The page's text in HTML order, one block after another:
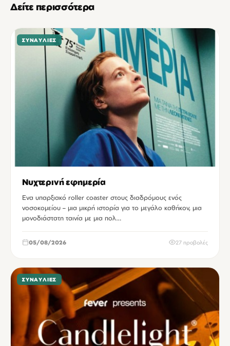
Δείτε περισσότερα
ΣΥΝΑΥΛΊΕΣ
Νυχτερινή εφημερία
Ενα υπαρξιακό roller coaster στους διαδρόμους ενός
νοσοκομείου – μια μικρή ιστορία για το μεγάλο καθήκον, μια
μονοδιάστατη ταινία με μια πολ…
05/08/2026 27 προβολές
ΣΥΝΑΥΛΊΕΣ